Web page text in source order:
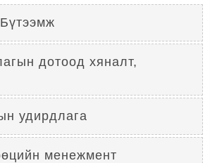
дотоод хяналт,
удирдлага
менежмент